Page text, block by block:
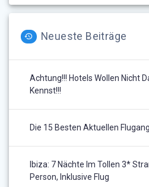
Neueste Beiträge
Achtung!!! Hotels Wollen Nicht
Kennst!!!
Die 15 Besten Aktuellen
Ibiza: 7 Nächte Im Tollen 3*
Person, Inklusive Flug